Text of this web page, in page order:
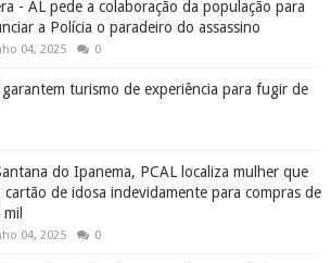
- AL pede a colaboração da população para
a Polícia o paradeiro do assassino
04, 2025 0
turismo de experiência para fugir de
do Ipanema, PCAL localiza mulher que
cartão de idosa indevidamente para compras de
04, 2025 0